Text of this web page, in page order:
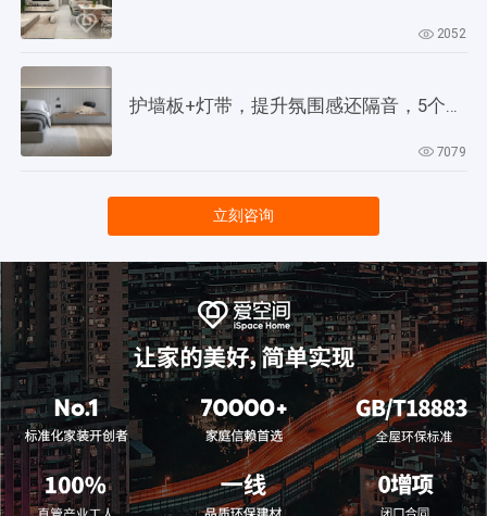
2052
7079
立刻咨询